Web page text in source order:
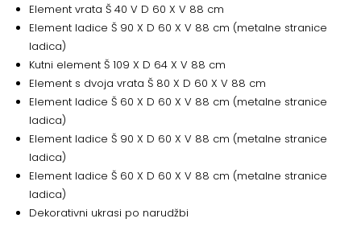
Element vrata Š 40 V D 60 X V 88 cm
Element ladice Š 90 X D 60 X V 88 cm (metalne stranice
ladica)
Kutni element Š 109 X D 64 X V 88 cm
Element s dvoja vrata Š 80 X D 60 X V 88 cm
Element ladice Š 60 X D 60 X V 88 cm (metalne stranice
ladica)
Element ladice Š 90 X D 60 X V 88 cm (metalne stranice
ladica)
Element ladice Š 60 X D 60 X V 88 cm (metalne stranice
ladica)
Dekorativni ukrasi po narudžbi